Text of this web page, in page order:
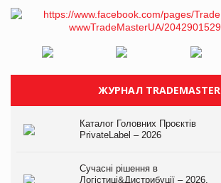
ЖУРНАЛ TRADEMASTER
Каталог Головних Проєктів
PrivateLabel – 2026
Сучасні рішення в
Логістиці&Дистрибуції – 2026.